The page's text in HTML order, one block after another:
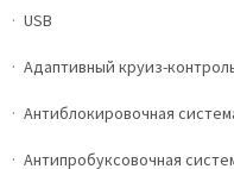
USB
Адаптивный круиз-
Антиблокировочная
Антипробуксовочная